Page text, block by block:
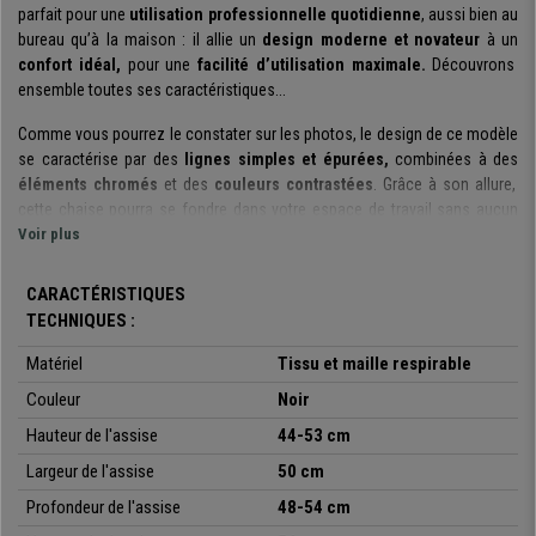
parfait pour une utilisation professionnelle quotidienne, aussi bien au
bureau qu’à la maison : il allie un design moderne et novateur à un
confort idéal, pour une facilité d’utilisation maximale. Découvrons
ensemble toutes ses caractéristiques...
Comme vous pourrez le constater sur les photos, le design de ce modèle
se caractérise par des lignes simples et épurées, combinées à des
éléments chromés et des couleurs contrastées. Grâce à son allure,
cette chaise pourra se fondre dans votre espace de travail sans aucun
problème.
garantir unemeilleure circulation de l’air
assis sur votre chaise ne seront plus un souci, et ce même en été. Il s’agit
d’un matériau élastique et résistant, conçu pour être
confortable et
Vous remarquerez également le support lombaire
soutien optimal du dos
. Aussi, chaque utilisateur pourra adapter le
support à sa morphologie, pour plus de polyvalence.
Voir plus
CARACTÉRISTIQUES
TECHNIQUES :
Matériel
Tissu et maille respirable
Couleur
Noir
Hauteur de l'assise
44-53 cm
Largeur de l'assise
50 cm
Profondeur de l'assise
48-54 cm